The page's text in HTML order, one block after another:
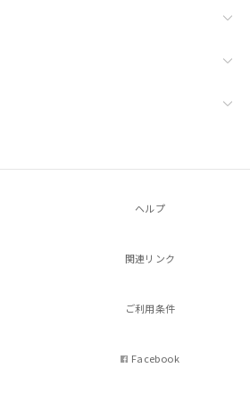
ヘルプ
関連リンク
ご利用条件
Facebook